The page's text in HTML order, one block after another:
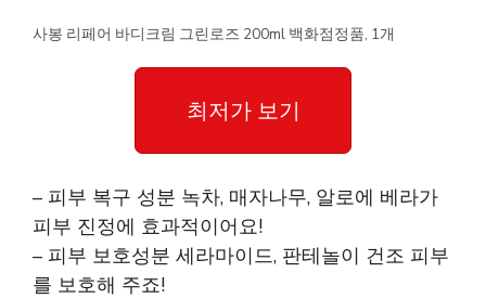
사봉 리페어 바디크림 그린로즈 200ml 백화점정품, 1개
최저가 보기
– 피부 복구 성분 녹차, 매자나무, 알로에 베라가
피부 진정에 효과적이어요!
– 피부 보호성분 세라마이드, 판테놀이 건조 피부
를 보호해 주죠!